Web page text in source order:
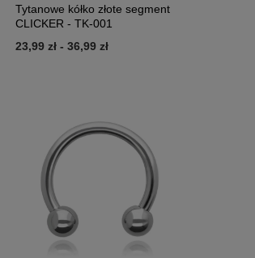
Tytanowe kółko złote segment
CLICKER - TK-001
23,99 zł - 36,99 zł